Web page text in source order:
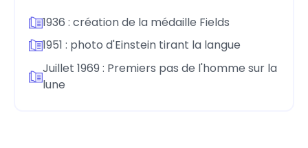
1936 : création de la médaille Fields
1951 : photo d'Einstein tirant la langue
Juillet 1969 : Premiers pas de l'homme sur la
lune